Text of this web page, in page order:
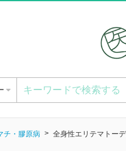
チ・膠原病 全身性エリテマトー